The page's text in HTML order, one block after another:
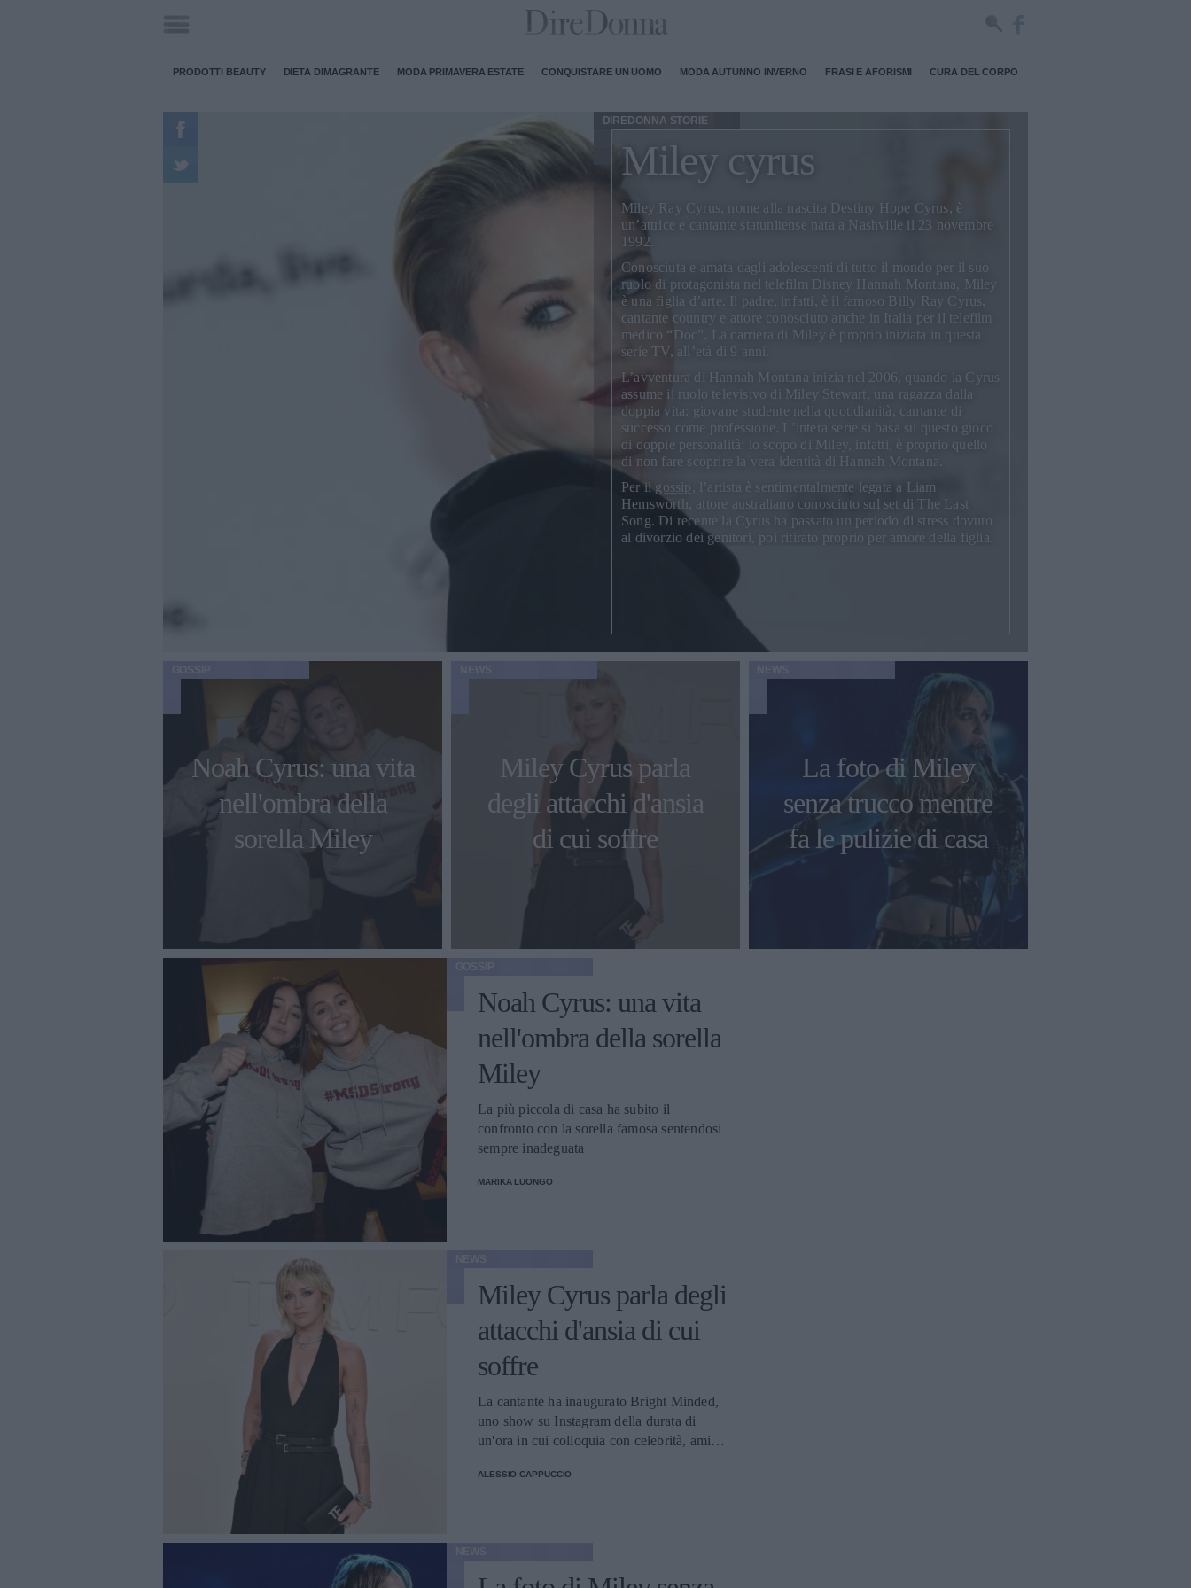
PRODOTTI BEAUTY DIETA DIMAGRANTE MODA PRIMAVERA ESTATE CONQUISTARE UN UOMO MODA AUTUNNO INVERNO FRASI E AFORISMI CURA DEL CORPO
DIREDONNA STORIE
Miley cyrus
Miley Ray Cyrus , nome alla nascita Destiny Hope Cyrus, è
un’attrice e cantante statunitense nata a Nashville il 23 novembre
1992.
Conosciuta e amata dagli adolescenti di tutto il mondo per il suo
ruolo di protagonista nel telefilm Disney Hannah Montana , Miley
è una figlia d’arte. Il padre, infatti, è il famoso Billy Ray Cyrus
cantante country e attore conosciuto anche in Italia per il telefilm
medico “Doc”. La carriera di Miley è proprio iniziata in questa
serie TV, all’età di 9 anni.
L’avventura di Hannah Montana inizia nel 2006, quando la Cyrus
assume il ruolo televisivo di
Miley Stewart
, una ragazza dalla
doppia vita: giovane studente nella quotidianità, cantante di
successo come professione. L’intera serie si basa su questo gioco
di doppie personalità: lo scopo di Miley, infatti, è proprio quello
di non fare scoprire la vera identità di Hannah Montana.
Per il gossip , l’artista è sentimentalmente legata a Liam
Hemsworth , attore australiano conosciuto sul set di The Last
Song. Di recente la Cyrus ha passato un periodo di stress dovuto
al divorzio dei genitori, poi ritirato proprio per amore della figlia.
Noah Cyrus: una vita
nell'ombra della
sorella Miley
Miley Cyrus parla
degli attacchi d'ansia
di cui soffre
La foto di Miley
senza trucco mentre
fa le pulizie di casa
Noah Cyrus: una vita
nell'ombra della sorella
Miley
La più piccola di casa ha subito il
confronto con la sorella famosa sentendosi
sempre inadeguata
MARIKA LUONGO
Miley Cyrus parla degli
attacchi d'ansia di cui
soffre
La cantante ha inaugurato Bright Minded,
uno show su Instagram della durata di
un'ora in cui colloquia con celebrità, amici
ALESSIO CAPPUCCIO